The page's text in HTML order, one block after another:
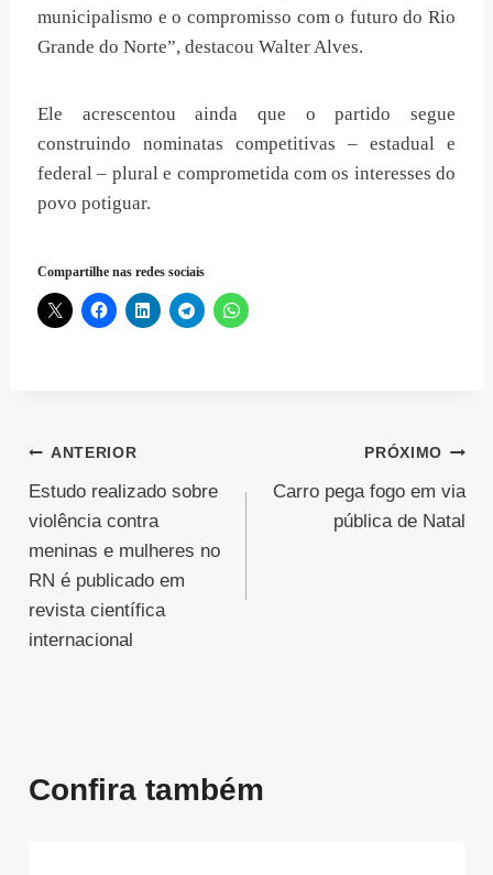
municipalismo e o compromisso com o futuro do Rio
Grande do Norte”, destacou Walter Alves.
Ele acrescentou ainda que o partido segue
construindo nominatas competitivas – estadual e
federal – plural e comprometida com os interesses do
povo potiguar.
Compartilhe nas redes sociais
Navegação
de
Post
ANTERIOR
Estudo realizado sobre
violência contra
meninas e mulheres no
RN é publicado em
revista científica
internacional
PRÓXIMO
Carro pega fogo em via
pública de Natal
Confira também